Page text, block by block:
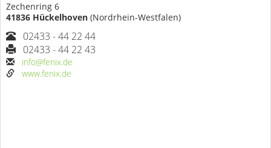
Zechenring 6
41836 Hückelhoven (Nordrhein-Westfalen)
02433 - 44 22 44
02433 - 44 22 43
info@fenix.de
www.fenix.de